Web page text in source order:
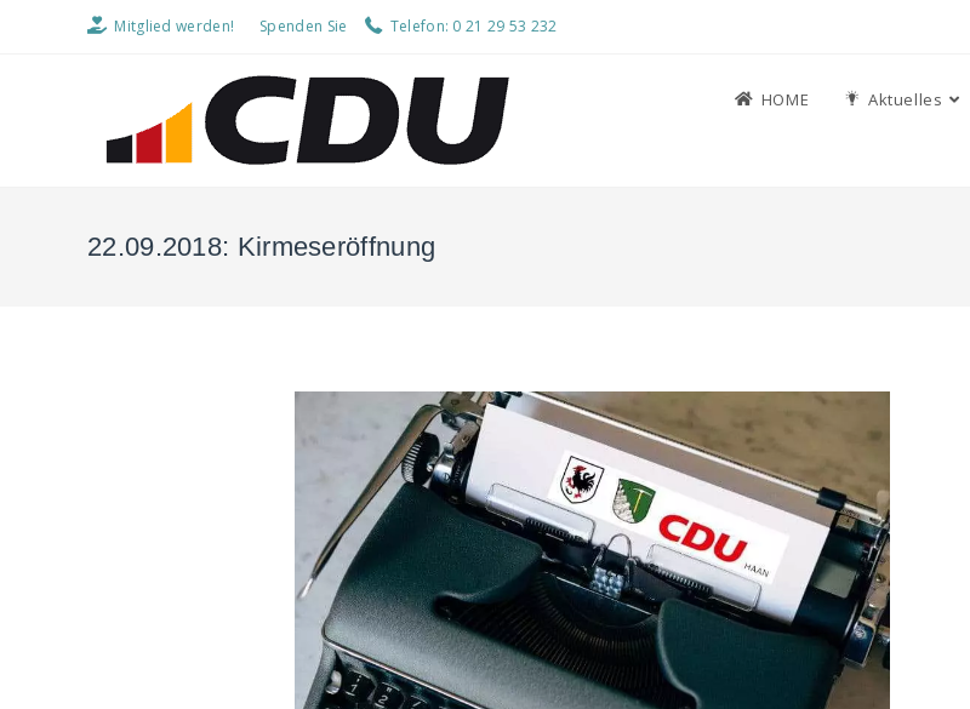
Mitglied werden! Spenden Sie Telefon: 0 21 29 53 232
HOME Aktuelles
22.09.2018: Kirmeseröffnung